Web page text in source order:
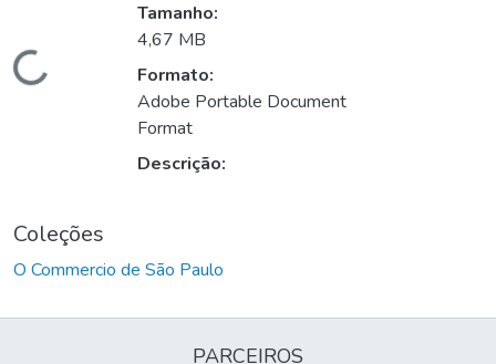
Carregando...
Tamanho:
4,67 MB
Formato:
Adobe Portable Document
Format
Descrição:
Coleções
O Commercio de São Paulo
PARCEIROS